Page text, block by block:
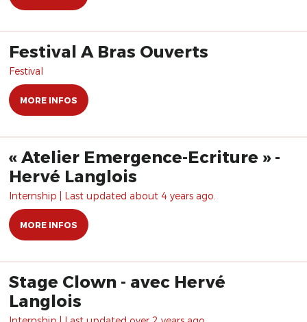
Festival A Bras Ouverts
Festival
MORE INFOS
« Atelier Emergence-Ecriture » -
Hervé Langlois
Internship | Last updated about 4 years ago.
MORE INFOS
Stage Clown - avec Hervé
Langlois